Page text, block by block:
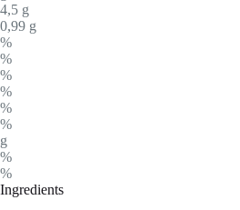
4,5 g
0,99 g
%
%
%
%
%
%
g
%
%
Ingredients